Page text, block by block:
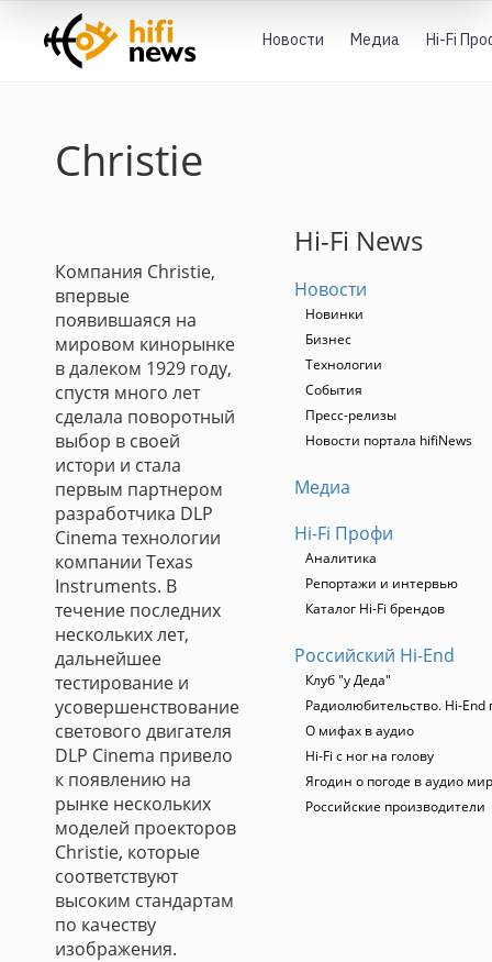
Новости Медиа Hi-Fi
Christie
Компания Christie,
впервые
появившаяся на
мировом кинорынке
в далеком 1929 году,
спустя много лет
сделала поворотный
выбор в своей
истори и стала
первым партнером
разработчика DLP
Cinema технологии
компании Texas
Instruments. В
течение последних
нескольких лет,
дальнейшее
тестирование и
усовершенствование
светового двигателя
DLP Cinema привело
к появлению на
рынке нескольких
моделей проекторов
Christie, которые
соответствуют
высоким стандартам
по качеству
изображения.
Hi-Fi News
Новости
Новинки
Бизнес
Технологии
События
Пресс-релизы
Новости портала hifiNews
Медиа
Hi-Fi Профи
Аналитика
Репортажи и интервью
Каталог Hi-Fi брендов
Российский Hi-End
Клуб "у Деда"
Радиолюбительство. Hi-End
О мифах в аудио
Hi-Fi с ног на голову
Ягодин о погоде в аудио
Российские производители